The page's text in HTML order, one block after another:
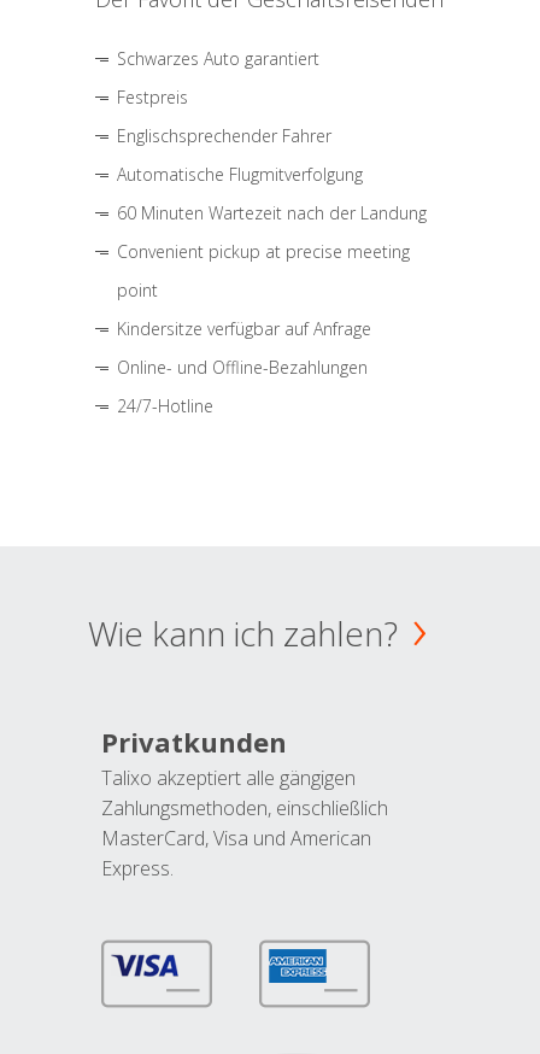
Schwarzes Auto garantiert
Festpreis
Englischsprechender Fahrer
Automatische Flugmitverfolgung
60 Minuten Wartezeit nach der Landung
Convenient pickup at precise meeting
point
Kindersitze verfügbar auf Anfrage
Online- und Offline-Bezahlungen
24/7-Hotline
Wie kann ich zahlen?
Privatkunden
Talixo akzeptiert alle gängigen
Zahlungsmethoden, einschließlich
MasterCard, Visa und American
Express.